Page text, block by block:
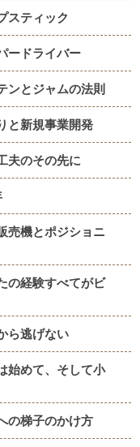
スティック
ードライバー
ンとジャムの法則
と新規事業開発
夫のその先に
売機とポジショニ
の経験すべてがビ
ら逃げない
始めて、そして小
の梯子のかけ方